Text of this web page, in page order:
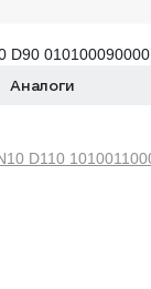
D90 010100090000
Аналоги